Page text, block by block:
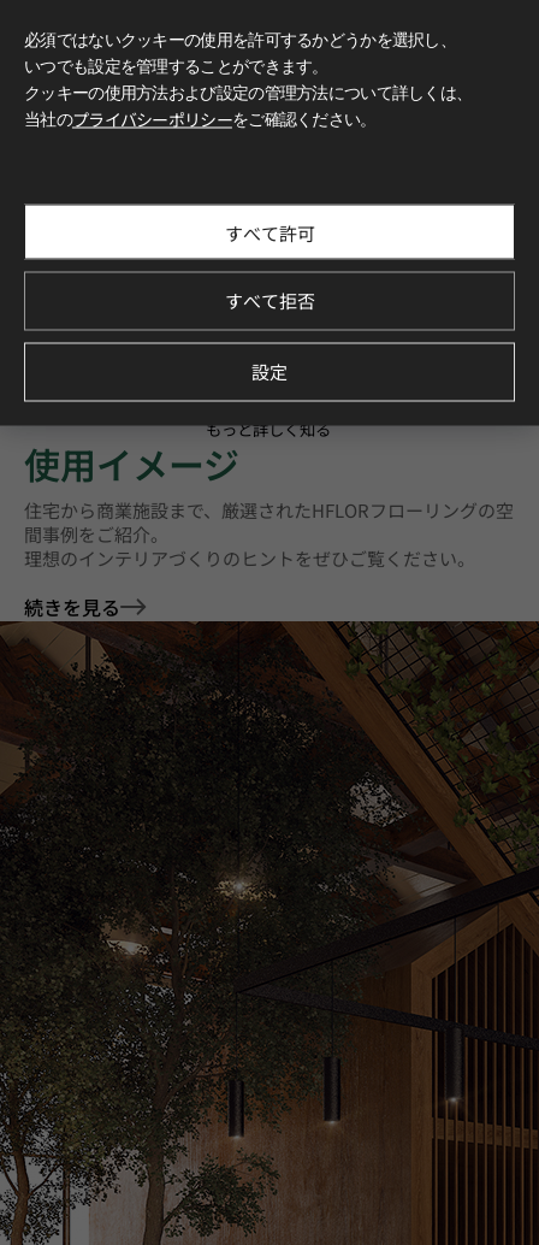
もっと詳しく知る
使用イメージ
住宅から商業施設まで、厳選されたHFLORフローリングの空
間事例をご紹介。
理想のインテリアづくりのヒントをぜひご覧ください。
続きを見る
必須ではないクッキーの使用を許可するかどうかを選択し、
いつでも設定を管理することができます。
クッキーの使用方法および設定の管理方法について詳しくは、
当社のプライバシーポリシーをご確認ください。
すべて許可
すべて拒否
設定